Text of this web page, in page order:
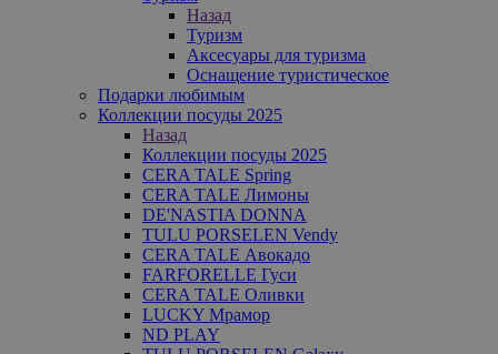
Назад
Туризм
Аксесуары для туризма
Оснащение туристическое
Подарки любимым
Коллекции посуды 2025
Назад
Коллекции посуды 2025
CERA TALE Spring
CERA TALE Лимоны
DE'NASTIA DONNA
TULU PORSELEN Vendy
CERA TALE Авокадо
FARFORELLE Гуси
CERA TALE Оливки
LUCKY Мрамор
ND PLAY